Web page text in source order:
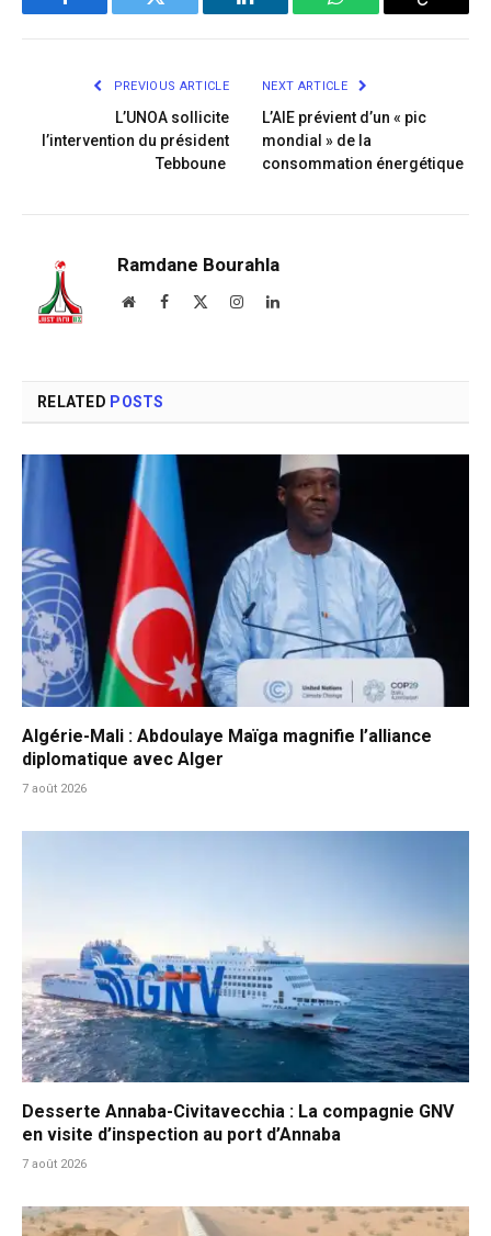
Facebook Twitter LinkedIn WhatsApp Copy
PREVIOUS ARTICLE
L’UNOA sollicite
l’intervention du président
Tebboune
NEXT ARTICLE
L’AIE prévient d’un « pic
mondial » de la
consommation énergétique
Ramdane Bourahla
WebsiteFacebook InstagramLinkedIn
RELATED POSTS
Algérie-Mali : Abdoulaye Maïga magnifie l’alliance
diplomatique avec Alger
7 août 2026
Desserte Annaba-Civitavecchia : La compagnie GNV
en visite d’inspection au port d’Annaba
7 août 2026